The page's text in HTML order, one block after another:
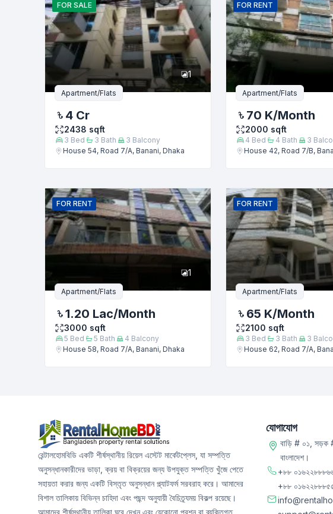
ফোন নম্বর
FOR SALE
1
Apartment/Flats
4 Cr
2438 sqft
3 Bed 3 Bath 3 Balcony
House 54, Road 7/A, Banani, Dhaka
FOR RENT
Apartment/Flats
70 K/Month
2000 sqft
4 Bed 4 Bath 3
House 42, Road 7/B,
FOR RENT
1
Apartment/Flats
1.20 Lac/Month
3000 sqft
5 Bed 5 Bath 4 Balcony
House 58, Road 7/A, Banani, Dhaka
FOR RENT
Apartment/Flats
65 K/Month
2100 sqft
3 Bed 3 Bath 3
House 62, Road 7/A,
রেন্টালহোমবিডি একটি শীর্ষস্থানীয় রিয়েল এস্টেট মার্কেটপ্লেস, যা সম্পত্তি
অনুসন্ধানকারীদের ভাড়া, ক্রয় বা বিক্রয়ের জন্য উপযুক্ত সম্পত্তি খুঁজে পেতে
সহায়তা করার জন্য একটি বিস্তৃত অনুসন্ধান প্ল্যাটফর্ম সরবরাহ করে। আমাদের
বিশাল তালিকায় বিভিন্ন চাহিদা এবং পছন্দ অনুযায়ী বৈচিত্র্যময় বিকল্প রয়েছে।
আমাদের শীর্ষস্থানীয় তালিকা ঘুরে দেখুন এবং যেকোনো প্রশ্ন বা ব্যক্তিগত
যোগাযোগ
বাড়ি # ০১, সড়ক
বাংলাদেশ।
+৮৮
+৮৮